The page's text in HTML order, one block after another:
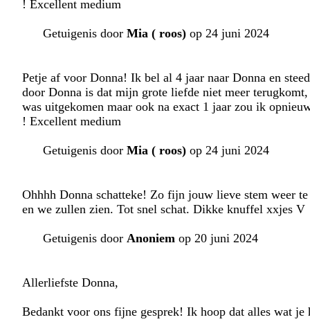
! Excellent medium
Getuigenis door Mia ( roos) op 24 juni 2024
Petje af voor Donna! Ik bel al 4 jaar naar Donna en
door Donna is dat mijn grote liefde niet meer
was uitgekomen maar ook na exact 1 jaar zou ik
! Excellent medium
Getuigenis door Mia ( roos) op 24 juni 2024
Ohhhh Donna schatteke! Zo fijn jouw lieve stem weer
en we zullen zien. Tot snel schat. Dikke knuffel xxjes V
Getuigenis door Anoniem op 20 juni 2024
Allerliefste Donna,
Bedankt voor ons fijne gesprek! Ik hoop dat alles wat